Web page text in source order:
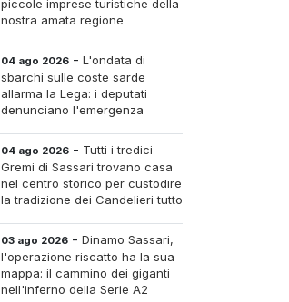
piccole imprese turistiche della
nostra amata regione
04 ago 2026 - L'ondata di
sbarchi sulle coste sarde
allarma la Lega: i deputati
denunciano l'emergenza
04 ago 2026 - Tutti i tredici
Gremi di Sassari trovano casa
nel centro storico per custodire
la tradizione dei Candelieri tutto
03 ago 2026 - Dinamo Sassari,
l'operazione riscatto ha la sua
mappa: il cammino dei giganti
nell'inferno della Serie A2